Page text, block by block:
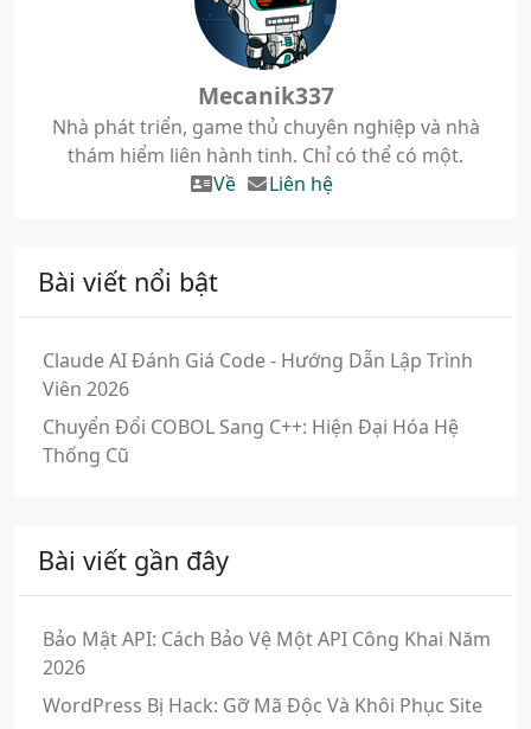
Mecanik337
Nhà phát triển, game thủ chuyên nghiệp và nhà
thám hiểm liên hành tinh. Chỉ có thể có một.
Về
Liên hệ
Bài viết nổi bật
Claude AI Đánh Giá Code - Hướng Dẫn Lập Trình
Viên 2026
Chuyển Đổi COBOL Sang C++: Hiện Đại Hóa Hệ
Thống Cũ
Bài viết gần đây
Bảo Mật API: Cách Bảo Vệ Một API Công Khai Năm
2026
WordPress Bị Hack: Gỡ Mã Độc Và Khôi Phục Site